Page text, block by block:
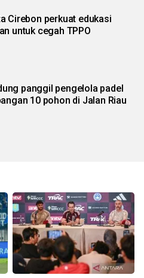
Cirebon perkuat edukasi
untuk cegah TPPO
panggil pengelola padel
10 pohon di Jalan Riau